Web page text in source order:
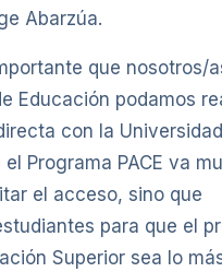
Abarzúa.
que nosotros/
Educación podamos
con la
el Programa PACE va
el acceso, sino que
para que el
Superior sea lo